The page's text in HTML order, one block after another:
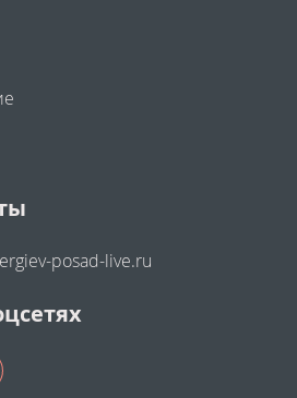
posad-live.ru